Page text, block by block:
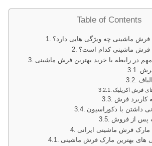
Table of Contents
فرش ماشینی چه ویژگی هایی دارد؟
فرش ماشینی کدام است؟
فرش اکریلیک
کاربرد فرش
داشتن با دکوراسیون
پس از فروش
مارک فرش ماشینی ایرانی